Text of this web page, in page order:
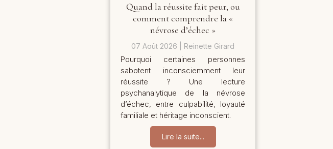
Quand la réussite fait peur, ou
comment comprendre la «
névrose d’échec »
07 Août 2026 Reinette Girard
Pourquoi certaines personnes
sabotent inconsciemment leur
réussite ? Une lecture
psychanalytique de la névrose
d’échec, entre culpabilité, loyauté
familiale et héritage inconscient.
Lire la suite...